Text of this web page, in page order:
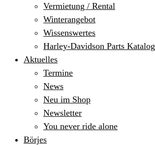
Vermietung / Rental
Winterangebot
Wissenswertes
Harley-Davidson Parts Katalog
Aktuelles
Termine
News
Neu im Shop
Newsletter
You never ride alone
Börjes